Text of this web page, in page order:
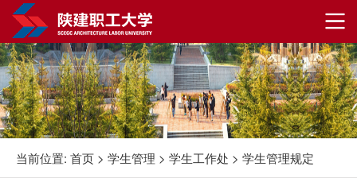
当前位置: 首页 > 学生管理 > 学生工作处 > 学生管理规定